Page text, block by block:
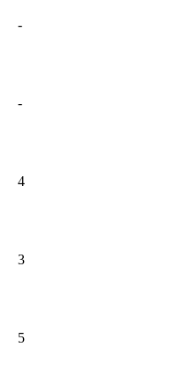
-
-
4
3
5